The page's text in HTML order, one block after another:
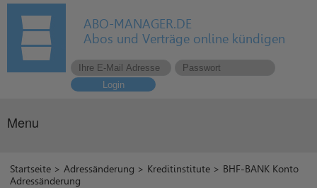
ABO-MANAGER.DE
Abos und Verträge online kündigen
Login
Menu
Startseite >Adressänderung > Kreditinstitute > BHF-BANK Konto
Adressänderung